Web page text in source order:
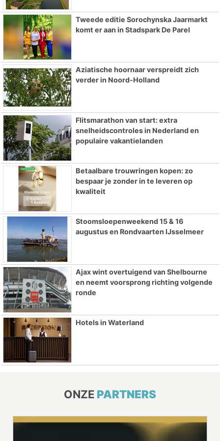
Tweede editie Sorochynska Jaarmarkt
komt er aan in Stadspark De Parel
Aziatische hoornaar verspreidt zich
verder in Noord-Holland
Flitsmarathon van start: extra
snelheidscontroles in Nederland en
populaire vakantielanden
Betaalbare trouwringen kopen: zo
bespaar je zonder in te leveren op
kwaliteit
Stoomsloepenweekend 15 & 16
augustus en Rondvaarten IJsselmeer
Ajax wint overtuigend van Shelbourne
en neemt voorsprong richting volgende
ronde
Hotels in Waterland
ONZE PARTNERS